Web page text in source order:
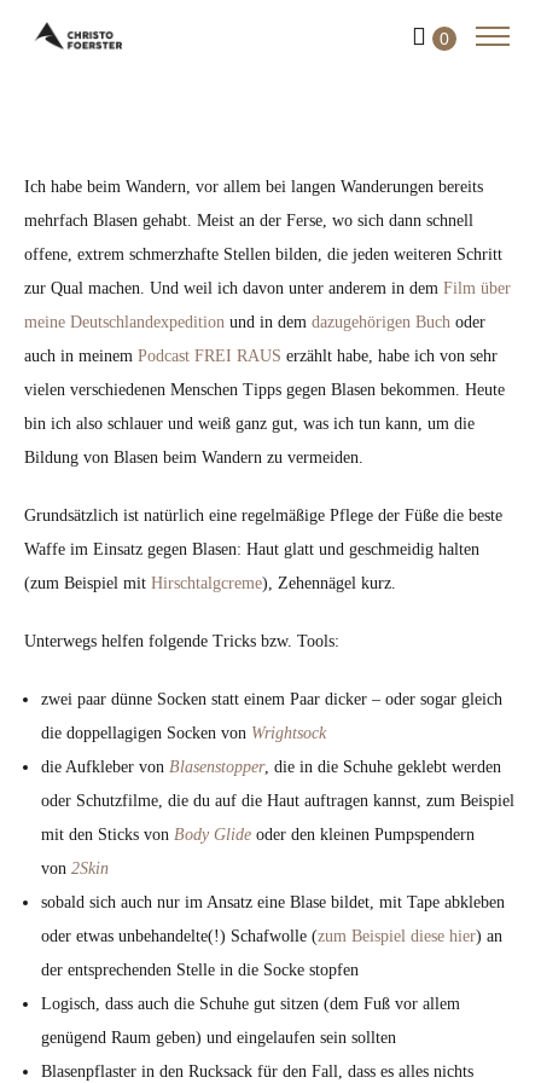
0
Ich habe beim Wandern, vor allem bei langen Wanderungen bereits
mehrfach Blasen gehabt. Meist an der Ferse, wo sich dann schnell
offene, extrem schmerzhafte Stellen bilden, die jeden weiteren Schritt
zur Qual machen. Und weil ich davon unter anderem in dem Film über
meine Deutschlandexpedition und in dem dazugehörigen Buch oder
auch in meinem Podcast FREI RAUS erzählt habe, habe ich von sehr
vielen verschiedenen Menschen Tipps gegen Blasen bekommen. Heute
bin ich also schlauer und weiß ganz gut, was ich tun kann, um die
Bildung von Blasen beim Wandern zu vermeiden.
Grundsätzlich ist natürlich eine regelmäßige Pflege der Füße die beste
Waffe im Einsatz gegen Blasen: Haut glatt und geschmeidig halten
(zum Beispiel mit Hirschtalgcreme), Zehennägel kurz.
Unterwegs helfen folgende Tricks bzw. Tools:
zwei paar dünne Socken statt einem Paar dicker – oder sogar gleich
die doppellagigen Socken von Wrightsock
die Aufkleber von Blasenstopper, die in die Schuhe geklebt werden
oder Schutzfilme, die du auf die Haut auftragen kannst, zum Beispiel
mit den Sticks von Body Glide oder den kleinen Pumpspendern
von 2Skin
sobald sich auch nur im Ansatz eine Blase bildet, mit Tape abkleben
oder etwas unbehandelte(!) Schafwolle (zum Beispiel diese hier) an
der entsprechenden Stelle in die Socke stopfen
Logisch, dass auch die Schuhe gut sitzen (dem Fuß vor allem
genügend Raum geben) und eingelaufen sein sollten
Blasenpflaster in den Rucksack für den Fall, dass es alles nichts